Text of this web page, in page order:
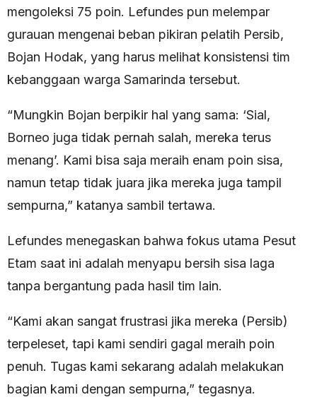
mengoleksi 75 poin. Lefundes pun melempar
gurauan mengenai beban pikiran pelatih Persib,
Bojan Hodak, yang harus melihat konsistensi tim
kebanggaan warga Samarinda tersebut.
“Mungkin Bojan berpikir hal yang sama: ‘Sial,
Borneo juga tidak pernah salah, mereka terus
menang’. Kami bisa saja meraih enam poin sisa,
namun tetap tidak juara jika mereka juga tampil
sempurna,” katanya sambil tertawa.
Lefundes menegaskan bahwa fokus utama Pesut
Etam saat ini adalah menyapu bersih sisa laga
tanpa bergantung pada hasil tim lain.
“Kami akan sangat frustrasi jika mereka (Persib)
terpeleset, tapi kami sendiri gagal meraih poin
penuh. Tugas kami sekarang adalah melakukan
bagian kami dengan sempurna,” tegasnya.